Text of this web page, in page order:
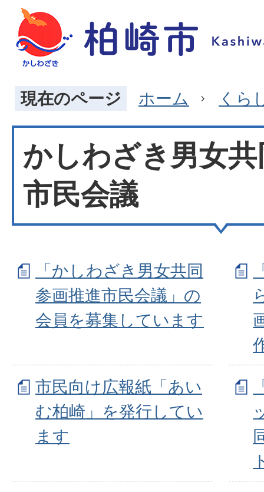
現在のページ ホーム くら
かしわざき男女
市民会議
「かしわざき男女共同
参画推進市民会議」の
会員を募集しています
市民向け広報紙「あい
む柏崎」を発行してい
ます